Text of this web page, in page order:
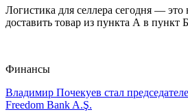
Логистика для селлера сегодня —
доставить товар из пункта А в пункт
Финансы
Владимир Почекуев стал
Freedom Bank A.Ş.